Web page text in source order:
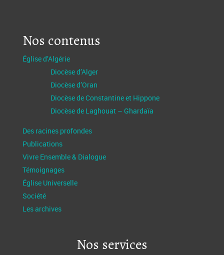
Nos contenus
Église d’Algérie
Diocèse d’Alger
Diocèse d’Oran
Diocèse de Constantine et Hippone
Diocèse de Laghouat – Ghardaïa
Des racines profondes
Publications
Vivre Ensemble & Dialogue
Témoignages
Église Universelle
Société
Les archives
Nos services